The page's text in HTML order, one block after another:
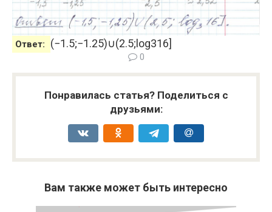
Ответ: (−1.5;−1.25)∪(2.5;log316]
0
Понравилась статья? Поделиться с
друзьями:
Вам также может быть интересно